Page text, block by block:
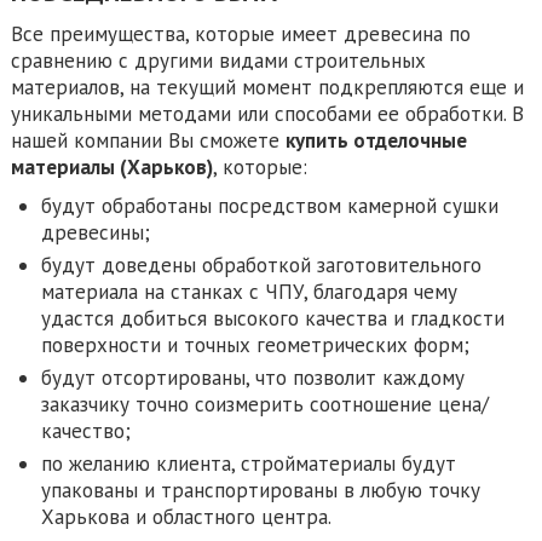
Все преимущества, которые имеет древесина по
сравнению с другими видами строительных
материалов, на текущий момент подкрепляются еще и
уникальными методами или способами ее обработки. В
нашей компании Вы сможете купить отделочные
материалы (Харьков), которые:
будут обработаны посредством камерной сушки
древесины;
будут доведены обработкой заготовительного
материала на станках с ЧПУ, благодаря чему
удастся добиться высокого качества и гладкости
поверхности и точных геометрических форм;
будут отсортированы, что позволит каждому
заказчику точно соизмерить соотношение цена/
качество;
по желанию клиента, стройматериалы будут
упакованы и транспортированы в любую точку
Харькова и областного центра.